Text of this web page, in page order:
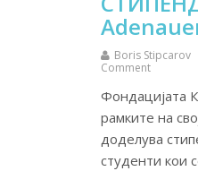
Boris Stipcarov
Comment
Фондацијата
рамките на
доделува
студенти кои